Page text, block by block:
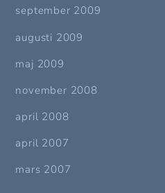
september 2009
augusti 2009
maj 2009
november 2008
april 2008
april 2007
mars 2007